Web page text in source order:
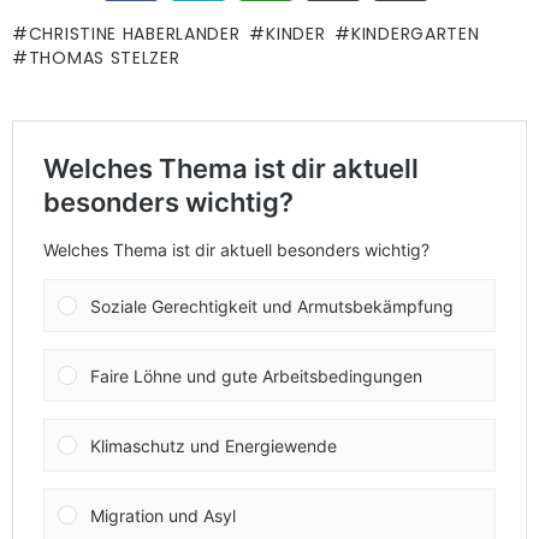
CHRISTINE HABERLANDER KINDER
KINDERGARTEN
THOMAS STELZER